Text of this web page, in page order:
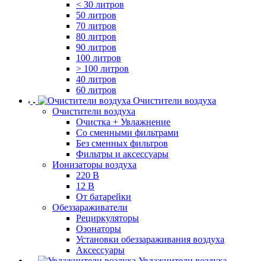
< 30 литров
50 литров
70 литров
80 литров
90 литров
100 литров
> 100 литров
40 литров
60 литров
Очистители воздуха
Очистители воздуха
Очистка + Увлажнение
Cо сменными фильтрами
Без сменных фильтров
Фильтры и аксессуары
Ионизаторы воздуха
220 В
12 В
От батарейки
Обеззараживатели
Рециркуляторы
Озонаторы
Установки обеззараживания воздуха
Аксессуары